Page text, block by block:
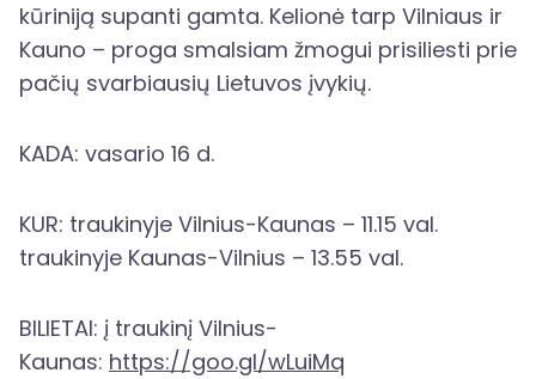
kūriniją supanti gamta. Kelionė tarp Vilniaus ir
Kauno – proga smalsiam žmogui prisiliesti prie
pačių svarbiausių Lietuvos įvykių.
KADA: vasario 16 d.
KUR: traukinyje Vilnius-Kaunas – 11.15 val.
traukinyje Kaunas-Vilnius – 13.55 val.
BILIETAI: į traukinį Vilnius-
Kaunas: https://goo.gl/wLuiMq